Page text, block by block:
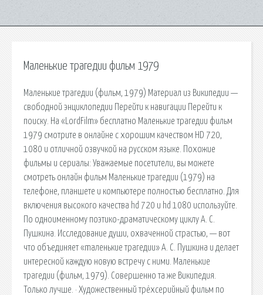
Маленькие трагедии фильм 1979
Маленькие трагедии (фильм, 1979) Материал из Википедии —
свободной энциклопедии Перейти к навигации Перейти к
поиску. На «LordFilm» бесплатно Маленькие трагедии фильм
1979 смотрите в онлайне с хорошим качеством HD 720,
1080 и отличной озвучкой на русском языке. Похожие
фильмы и сериалы: Уважаемые посетители, вы можете
смотреть онлайн фильм Маленькие трагедии (1979) на
телефоне, планшете и компьютере полностью бесплатно. Для
включения высокого качества hd 720 и hd 1080 используйте.
По одноименному поэтико-драматическому циклу А. С.
Пушкина. Исследование души, охваченной страстью, — вот
что объединяет «mаленькие трагедии» А. С. Пушкина и делает
интересной каждую новую встречу с ними. Маленькие
трагедии (фильм, 1979). Совершенно та же Википедия.
Только лучше. · Художественный трёхсерийный фильм по